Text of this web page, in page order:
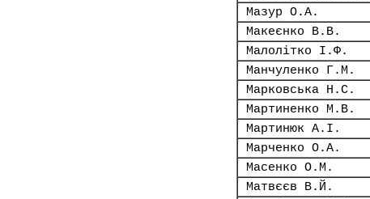
Мазур О.А.
Макеєнко В.В.
Малолітко І.Ф.
Манчуленко Г.М.
Марковська Н.С.
Мартиненко М.В.
Мартинюк А.І.
Марченко О.А.
Масенко О.М.
Матвєєв В.Й.